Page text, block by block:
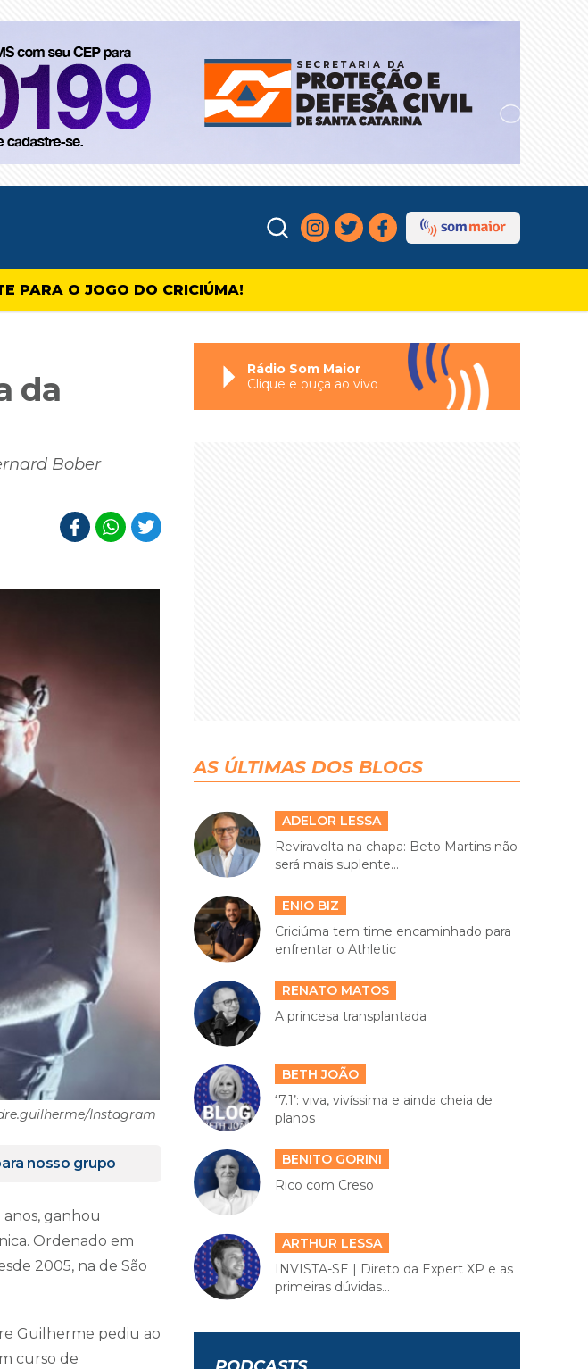
PARA O JOGO DO CRICIÚMA!
da
Bober
Instagram
nosso grupo
ganhou
Ordenado em
2005, na de São
Guilherme pediu ao
curso de
Rádio Som Maior
Clique e ouça ao vivo
AS ÚLTIMAS DOS BLOGS
ADELOR LESSA
Reviravolta na chapa: Beto Martins não
será mais suplente...
ENIO BIZ
Criciúma tem time encaminhado para
enfrentar o Athletic
RENATO MATOS
A princesa transplantada
BETH JOÃO
‘7.1’: viva, vivíssima e ainda cheia de
planos
BENITO GORINI
Rico com Creso
ARTHUR LESSA
INVISTA-SE | Direto da Expert XP e as
primeiras dúvidas...